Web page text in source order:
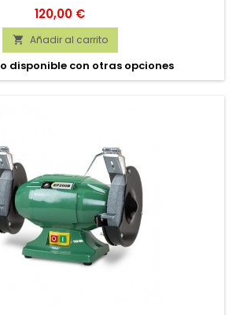
Precio
120,00 €
 Añadir al carrito
disponible con otras opciones